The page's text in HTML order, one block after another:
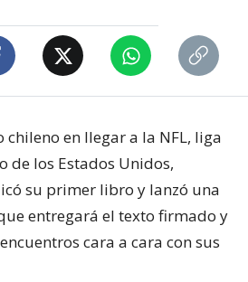
en llegar a la NFL, liga
de los Estados Unidos,
su primer libro y lanzó una
entregará el texto firmado y
cara a cara con sus